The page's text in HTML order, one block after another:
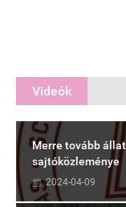
Videók
Merre tovább
sajtóközleménye
2024-04-09